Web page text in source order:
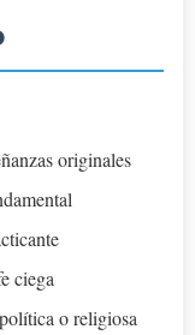
originales
ciega
o religiosa